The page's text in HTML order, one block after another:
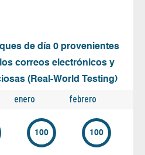
de día 0 provenientes
correos electrónicos y
(Real-World Testing)
enero febrero
100 100